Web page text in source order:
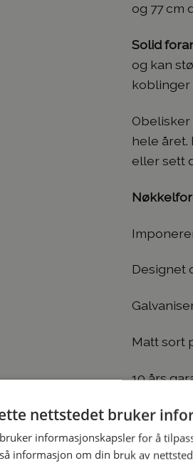
og 77 cm
Solid
og kan
koblinger
hele året.
eller sett
Designet
Matt sort
10 års
Ekstra
Diskré
nettstedet bruker
informasjonskapsler for å
informasjon om din bruk av